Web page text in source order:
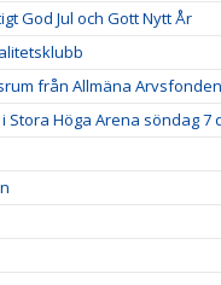
God Jul och Gott Nytt År
från Allmäna
Höga Arena söndag 7